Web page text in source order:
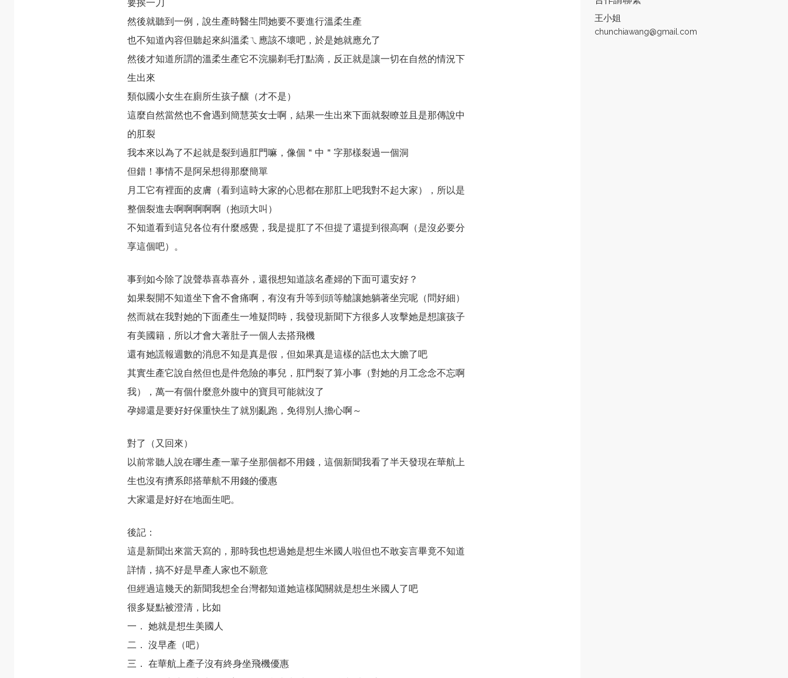
要挨一刀
然後就聽到一例，說生產時醫生問她要不要進行溫柔生產
也不知道內容但聽起來糾溫柔ㄟ應該不壞吧，於是她就應允了
然後才知道所謂的溫柔生產它不浣腸剃毛打點滴，反正就是讓一切在自然的情況下
生出來
類似國小女生在廁所生孩子釀（才不是）
這麼自然當然也不會遇到簡慧英女士啊，結果一生出來下面就裂瞭並且是那傳說中
的肛裂
我本來以為了不起就是裂到過肛門嘛，像個＂中＂字那樣裂過一個洞
但錯！事情不是阿呆想得那麼簡單
月工它有裡面的皮膚（看到這時大家的心思都在那肛上吧我對不起大家），所以是
整個裂進去啊啊啊啊啊（抱頭大叫）
不知道看到這兒各位有什麼感覺，我是提肛了不但提了還提到很高啊（是沒必要分
享這個吧）。
事到如今除了說聲恭喜恭喜外，還很想知道該名產婦的下面可還安好？
如果裂開不知道坐下會不會痛啊，有沒有升等到頭等艙讓她躺著坐完呢（問好細）
然而就在我對她的下面產生一堆疑問時，我發現新聞下方很多人攻擊她是想讓孩子
有美國籍，所以才會大著肚子一個人去搭飛機
還有她謊報週數的消息不知是真是假，但如果真是這樣的話也太大膽了吧
其實生產它說自然但也是件危險的事兒，肛門裂了算小事（對她的月工念念不忘啊
我），萬一有個什麼意外腹中的寶貝可能就沒了
孕婦還是要好好保重快生了就別亂跑，免得別人擔心啊～
對了（又回來）
以前常聽人說在哪生產一輩子坐那個都不用錢，這個新聞我看了半天發現在華航上
生也沒有擠系郎搭華航不用錢的優惠
大家還是好好在地面生吧。
後記：
這是新聞出來當天寫的，那時我也想過她是想生米國人啦但也不敢妄言畢竟不知道
詳情，搞不好是早產人家也不願意
但經過這幾天的新聞我想全台灣都知道她這樣闖關就是想生米國人了吧
很多疑點被澄清，比如
一． 她就是想生美國人
二． 沒早產（吧）
三． 在華航上產子沒有終身坐飛機優惠
王小姐
chunchiawang@gmail.com